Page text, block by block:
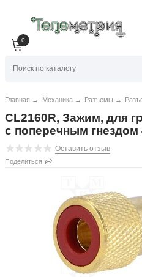
0
Главная → Механика → Разъемы →
CL2160R, Зажим, для
с поперечным
Оставить отзыв
Поделиться